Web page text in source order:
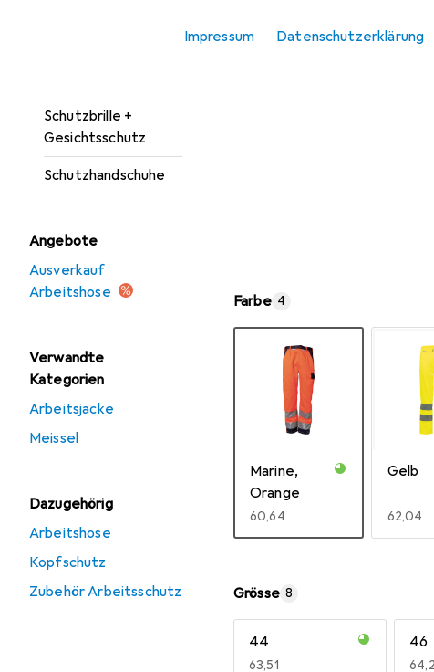
Impressum Datenschutzerklärung
Schutzbrille +
Gesichtsschutz
Schutzhandschuhe
Angebote
Ausverkauf
Arbeitshose
Verwandte
Kategorien
Arbeitsjacke
Meissel
Dazugehörig
Arbeitshose
Kopfschutz
Zubehör Arbeitsschutz
Farbe 4
Marine,
Orange
EUR
60,64
Gelb
EUR
62,04
Grösse 8
44
EUR
63,51
46
EUR